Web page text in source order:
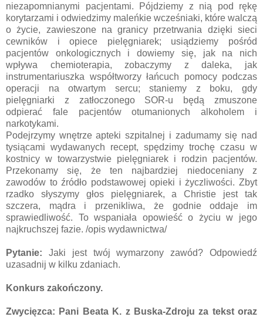
niezapomnianymi pacjentami. Pójdziemy z nią pod rękę
korytarzami i odwiedzimy maleńkie wcześniaki, które walczą
o życie, zawieszone na granicy przetrwania dzięki sieci
cewników i opiece pielęgniarek; usiądziemy pośród
pacjentów onkologicznych i dowiemy się, jak na nich
wpływa chemioterapia, zobaczymy z daleka, jak
instrumentariuszka współtworzy łańcuch pomocy podczas
operacji na otwartym sercu; staniemy z boku, gdy
pielęgniarki z zatłoczonego SOR-u będą zmuszone
odpierać fale pacjentów otumanionych alkoholem i
narkotykami.
Podejrzymy wnętrze apteki szpitalnej i zadumamy się nad
tysiącami wydawanych recept, spędzimy trochę czasu w
kostnicy w towarzystwie pielęgniarek i rodzin pacjentów.
Przekonamy się, że ten najbardziej niedoceniany z
zawodów to źródło podstawowej opieki i życzliwości. Zbyt
rzadko słyszymy głos pielęgniarek, a Christie jest tak
szczera, mądra i przenikliwa, że godnie oddaje im
sprawiedliwość. To wspaniała opowieść o życiu w jego
najkruchszej fazie. /opis wydawnictwa/
Pytanie: Jaki jest twój wymarzony zawód? Odpowiedź
uzasadnij w kilku zdaniach.
Konkurs zakończony.
Zwycięzca: Pani Beata K. z Buska-Zdroju za tekst oraz